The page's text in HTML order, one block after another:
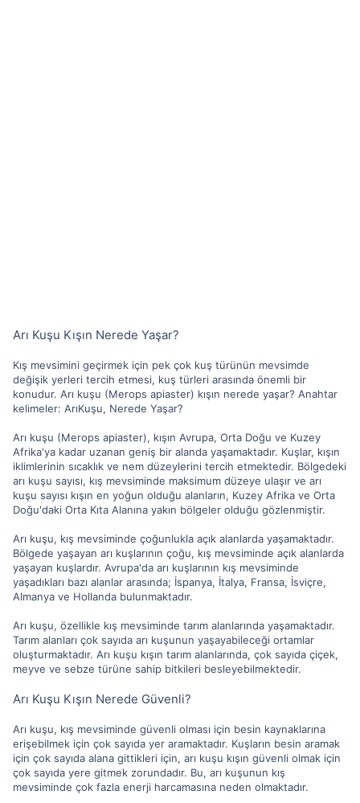
Arı Kuşu Kışın Nerede Yaşar?
Kış mevsimini geçirmek için pek çok kuş türünün mevsimde
değişik yerleri tercih etmesi, kuş türleri arasında önemli bir
konudur. Arı kuşu (Merops apiaster) kışın nerede yaşar? Anahtar
kelimeler: ArıKuşu, Nerede Yaşar?
Arı kuşu (Merops apiaster), kışın Avrupa, Orta Doğu ve Kuzey
Afrika'ya kadar uzanan geniş bir alanda yaşamaktadır. Kuşlar, kışın
iklimlerinin sıcaklık ve nem düzeylerini tercih etmektedir. Bölgedeki
arı kuşu sayısı, kış mevsiminde maksimum düzeye ulaşır ve arı
kuşu sayısı kışın en yoğun olduğu alanların, Kuzey Afrika ve Orta
Doğu'daki Orta Kıta Alanına yakın bölgeler olduğu gözlenmiştir.
Arı kuşu, kış mevsiminde çoğunlukla açık alanlarda yaşamaktadır.
Bölgede yaşayan arı kuşlarının çoğu, kış mevsiminde açık alanlarda
yaşayan kuşlardır. Avrupa'da arı kuşlarının kış mevsiminde
yaşadıkları bazı alanlar arasında; İspanya, İtalya, Fransa, İsviçre,
Almanya ve Hollanda bulunmaktadır.
Arı kuşu, özellikle kış mevsiminde tarım alanlarında yaşamaktadır.
Tarım alanları çok sayıda arı kuşunun yaşayabileceği ortamlar
oluşturmaktadır. Arı kuşu kışın tarım alanlarında, çok sayıda çiçek,
meyve ve sebze türüne sahip bitkileri besleyebilmektedir.
Arı Kuşu Kışın Nerede Güvenli?
Arı kuşu, kış mevsiminde güvenli olması için besin kaynaklarına
erişebilmek için çok sayıda yer aramaktadır. Kuşların besin aramak
için çok sayıda alana gittikleri için, arı kuşu kışın güvenli olmak için
çok sayıda yere gitmek zorundadır. Bu, arı kuşunun kış
mevsiminde çok fazla enerji harcamasına neden olmaktadır.